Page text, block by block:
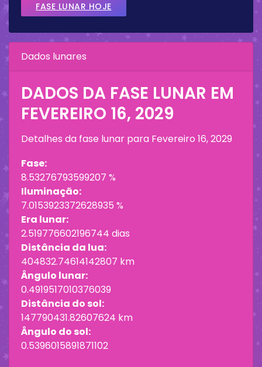
FASE LUNAR HOJE
Dados lunares
DADOS DA FASE LUNAR EM
FEVEREIRO 16, 2029
Detalhes da fase lunar para Fevereiro 16, 2029
Fase:
8.53276793599207 %
Iluminação:
7.0153923372628935 %
Era lunar:
2.519776602196744 dias
Distância da lua:
404832.74614142807 km
Ângulo lunar:
0.4919517010376039
Distância do sol:
147790431.82607624 km
Ângulo do sol:
0.5396015891871102